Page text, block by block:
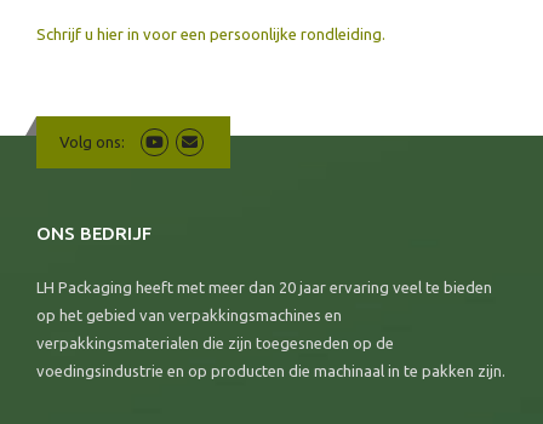
Schrijf u hier in voor een persoonlijke rondleiding.
Volg ons:
ONS BEDRIJF
LH Packaging heeft met meer dan 20 jaar ervaring veel te bieden
op het gebied van verpakkingsmachines en
verpakkingsmaterialen die zijn toegesneden op de
voedingsindustrie en op producten die machinaal in te pakken zijn.